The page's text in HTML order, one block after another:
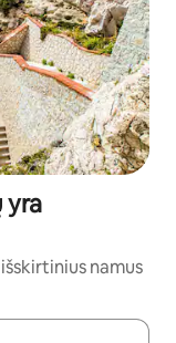
yra
namus